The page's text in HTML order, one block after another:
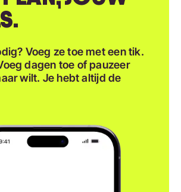
Voeg ze toe met een tik.
dagen toe of pauzeer
wilt. Je hebt altijd de